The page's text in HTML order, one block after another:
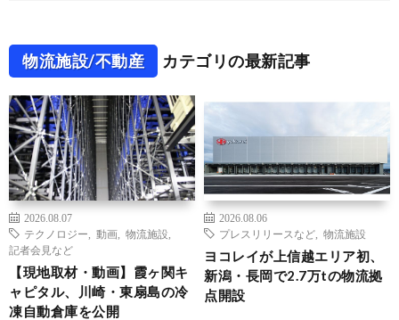
物流施設/不動産 カテゴリの最新記事
2026.08.07
テクノロジー
動画 物流施設
記者会見など
【現地取材・動画】霞ヶ関キ
ャピタル、川崎・東扇島の冷
凍自動倉庫を公開
2026.08.06
プレスリリースなど
物流施設
ヨコレイが上信越エリア初、
新潟・長岡で2.7万tの物流拠
点開設